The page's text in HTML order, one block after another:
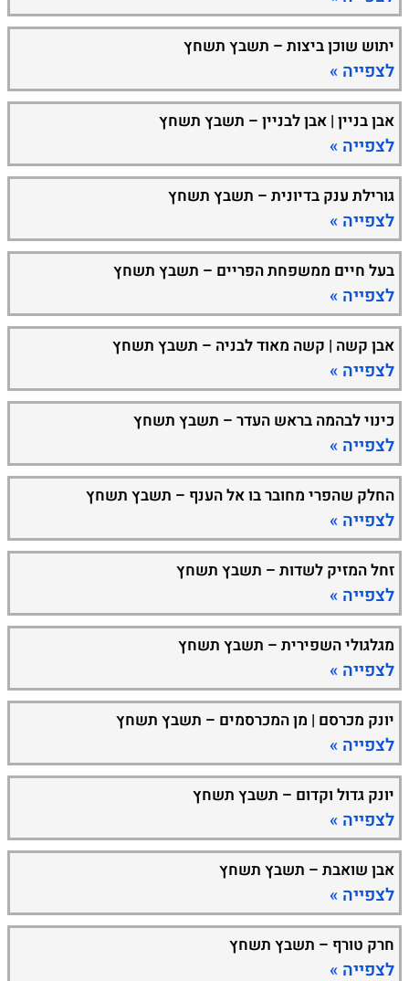
יתוש שוכן ביצות – תשבץ תשחץ
לצפייה »
אבן בניין | אבן לבניין – תשבץ תשחץ
לצפייה »
גורילת ענק בדיונית – תשבץ תשחץ
לצפייה »
בעל חיים ממשפחת הפריים – תשבץ תשחץ
לצפייה »
אבן קשה | קשה מאוד לבניה – תשבץ תשחץ
לצפייה »
כינוי לבהמה בראש העדר – תשבץ תשחץ
לצפייה »
החלק שהפרי מחובר בו אל הענף – תשבץ תשחץ
לצפייה »
זחל המזיק לשדות – תשבץ תשחץ
לצפייה »
מגלגולי השפירית – תשבץ תשחץ
לצפייה »
יונק מכרסם | מן המכרסמים – תשבץ תשחץ
לצפייה »
יונק גדול וקדום – תשבץ תשחץ
לצפייה »
אבן שואבת – תשבץ תשחץ
לצפייה »
חרק טורף – תשבץ תשחץ
לצפייה »